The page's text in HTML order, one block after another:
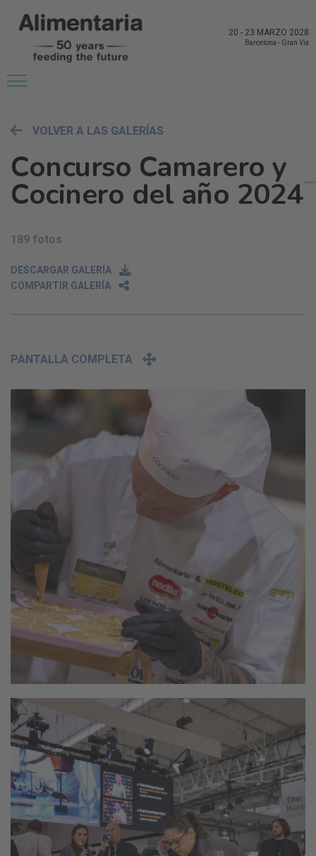
20 - 23 MARZO 2028
Barcelona - Gran Via
VOLVER A LAS GALERÍAS
Concurso Camarero y
Cocinero del año 2024
189 fotos
DESCARGAR GALERÍA
COMPARTIR GALERÍA
PANTALLA COMPLETA